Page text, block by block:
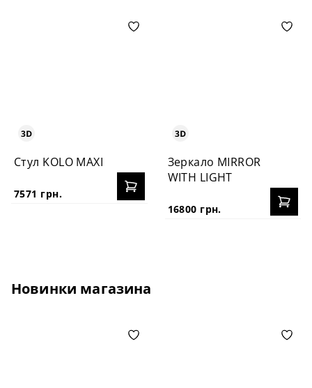
Стул KOLO MAXI
7571 грн.
Зеркало MIRROR
WITH LIGHT
16800 грн.
Новинки магазина